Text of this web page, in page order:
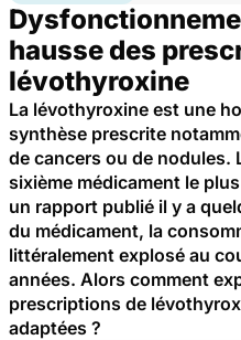
hausse des
lévothyroxine
La lévothyroxine est une
synthèse prescrite
de cancers ou de nodules.
sixième médicament le
un rapport publié il y a
du médicament, la
littéralement explosé au
années. Alors comment
prescriptions de
adaptées ?